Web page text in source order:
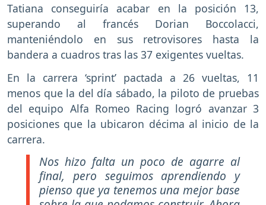
Tatiana conseguiría acabar en la posición 13,
superando al francés Dorian Boccolacci,
manteniéndolo en sus retrovisores hasta la
bandera a cuadros tras las 37 exigentes vueltas.
En la carrera ‘sprint’ pactada a 26 vueltas, 11
menos que la del día sábado, la piloto de pruebas
del equipo Alfa Romeo Racing logró avanzar 3
posiciones que la ubicaron décima al inicio de la
carrera.
Nos hizo falta un poco de agarre al
final, pero seguimos aprendiendo y
pienso que ya tenemos una mejor base